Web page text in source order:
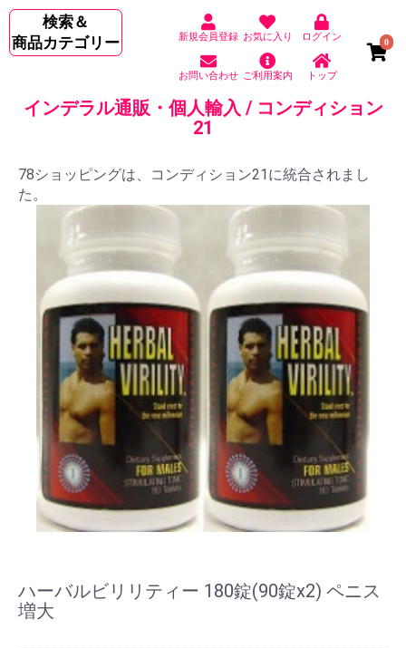
検索＆
商品カテゴリー
新規会員登録 お気に入り ログイン
お問い合わせ ご利用案内 トップ
0
インデラル通販・個人輸入 / コンディション
21
78ショッピングは、コンディション21に統合されまし
た。
ハーバルビリリティー 180錠(90錠x2) ペニス
増大